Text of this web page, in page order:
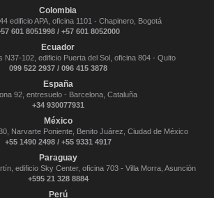
Colombia
edificio APA, oficina 1101 - Chapinero, Bogotá
601 8051998 / +57 601 8052000
Ecuador
N37-102, edificio Puerta del Sol, oficina 804 - Quito
099 522 2937 / 096 415 3878
España
92, entresuelo - Barcelona, Cataluña
+34 930077931
México
Narvarte Poniente, Benito Juárez, Ciudad de México
+55 1490 2498 / +55 9331 4917
Paraguay
edificio Sky Center, oficina 703 - Villa Morra, Asunción
+595 21 328 8884
Perú